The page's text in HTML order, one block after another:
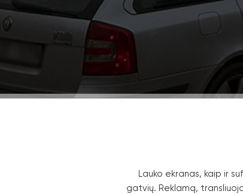
Lauko ekranas, kaip ir
gatvių. Reklamą,